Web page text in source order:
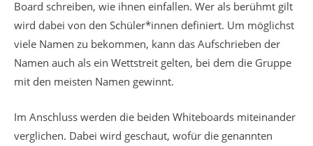
Board schreiben, wie ihnen einfallen. Wer als berühmt gilt
wird dabei von den Schüler*innen definiert. Um möglichst
viele Namen zu bekommen, kann das Aufschrieben der
Namen auch als ein Wettstreit gelten, bei dem die Gruppe
mit den meisten Namen gewinnt.
Im Anschluss werden die beiden Whiteboards miteinander
verglichen. Dabei wird geschaut, wofür die genannten